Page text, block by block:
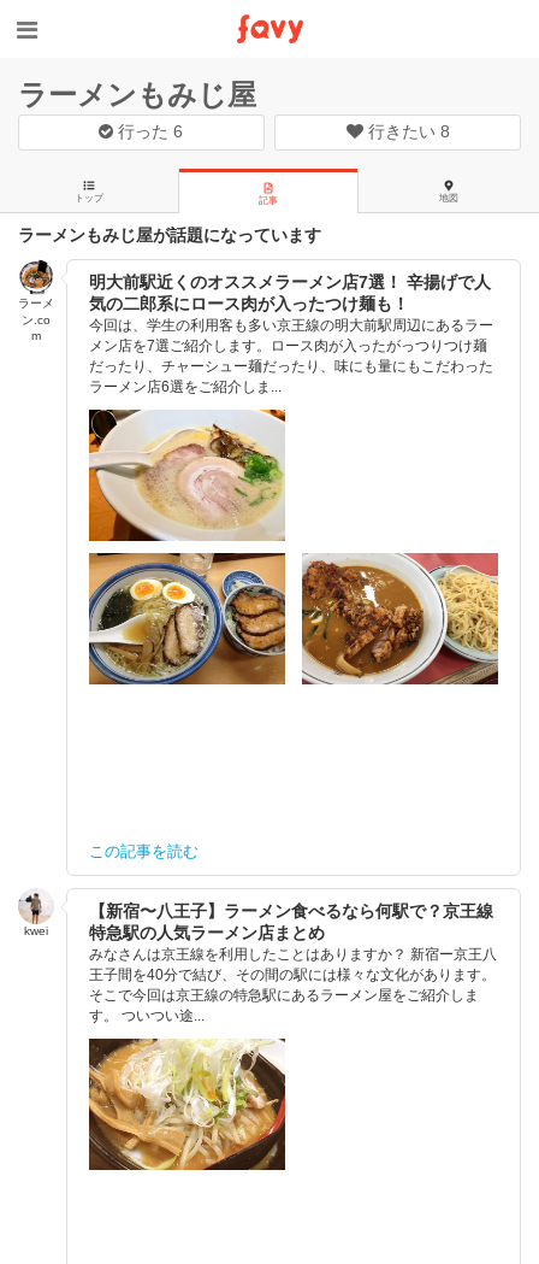
ラーメンもみじ屋
行った6 行きたい 8
トップ 記事 地図
ラーメンもみじ屋が話題になっています
ラーメ
ン.co
m
明大前駅近くのオススメラーメン店7選！ 辛揚げで人
気の二郎系にロース肉が入ったつけ麺も！
今回は、学生の利用客も多い京王線の明大前駅周辺にあるラー
メン店を7選ご紹介します。ロース肉が入ったがっつりつけ麺
だったり、チャーシュー麺だったり、味にも量にもこだわった
ラーメン店6選をご紹介しま...
この記事を読む
kwei
【新宿〜八王子】ラーメン食べるなら何駅で？京王線
特急駅の人気ラーメン店まとめ
みなさんは京王線を利用したことはありますか？ 新宿ー京王八
王子間を40分で結び、その間の駅には様々な文化があります。
そこで今回は京王線の特急駅にあるラーメン屋をご紹介しま
す。 ついつい途...